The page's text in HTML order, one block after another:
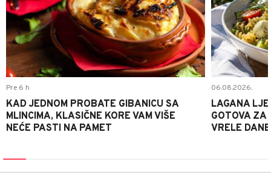
Pre 6 h
KAD JEDNOM PROBATE GIBANICU SA
MLINCIMA, KLASIČNE KORE VAM VIŠE
NEĆE PASTI NA PAMET
06.08.2026.
LAGANA
GOTOVA ZA
VRELE DANE